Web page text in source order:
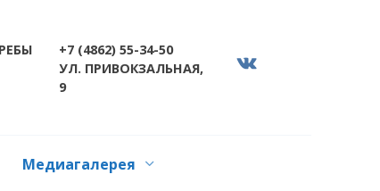
+7 (4862) 55-34-50
УЛ. ПРИВОКЗАЛЬНАЯ,
9
Медиагалерея